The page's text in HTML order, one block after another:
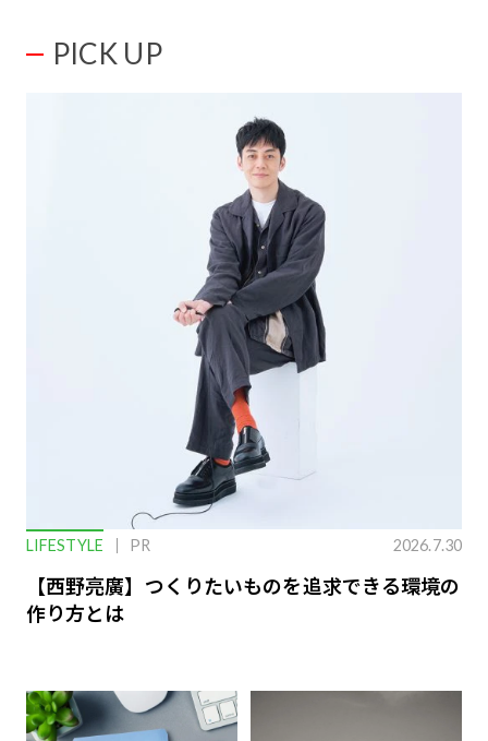
PICK UP
LIFESTYLE PR 2026.7.30
【西野亮廣】つくりたいものを追求できる環境の
作り方とは